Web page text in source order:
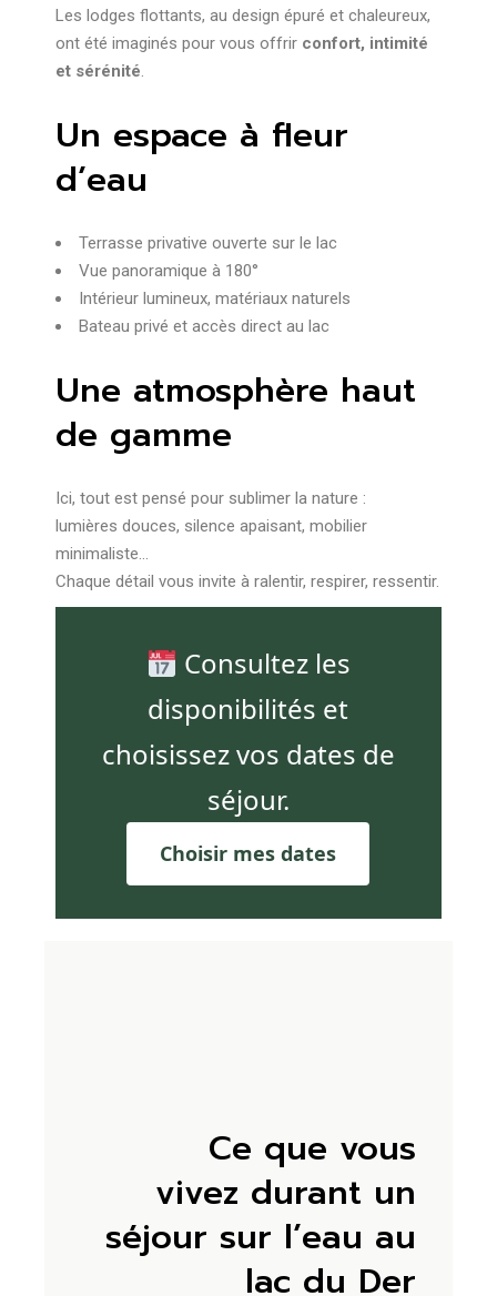
Les lodges flottants, au design épuré et chaleureux,
ont été imaginés pour vous offrir confort, intimité
et sérénité.
Un espace à fleur
d’eau
Terrasse privative ouverte sur le lac
Vue panoramique à 180°
Intérieur lumineux, matériaux naturels
Bateau privé et accès direct au lac
Une atmosphère haut
de gamme
Ici, tout est pensé pour sublimer la nature :
lumières douces, silence apaisant, mobilier
minimaliste…
Chaque détail vous invite à ralentir, respirer, ressentir.
Consultez les
disponibilités et
choisissez vos dates de
séjour.
Choisir mes dates
Ce que vous
vivez durant un
séjour sur l’eau au
lac du Der